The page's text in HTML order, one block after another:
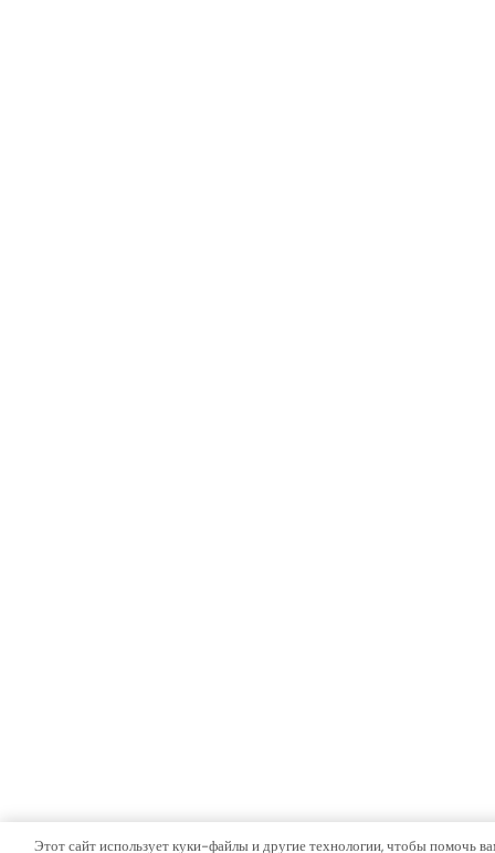
Этот сайт использует куки-файлы и другие технологии, чтобы помочь